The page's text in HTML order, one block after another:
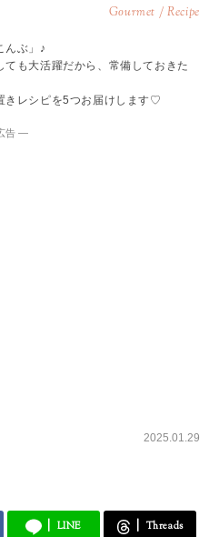
Gourmet / Recipe
んぶ」♪
も大活躍だから、常備しておきた
きレシピを5つお届けします♡
告 ―
2025.01.29
LINE Threads